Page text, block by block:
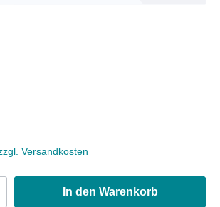
Versandkosten
In den Warenkorb